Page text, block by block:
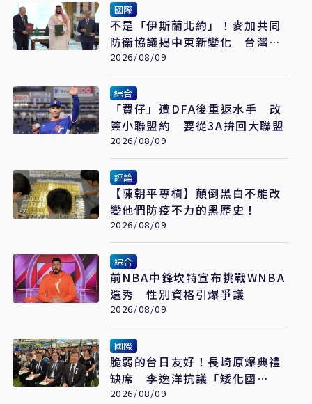
國際
不是「伊斯蘭北約」！麥加共同
防衛協議揭中東新變化 台灣該
看懂「多層次安全」
2026/08/09
綜合
「費仔」遭DFA後重返水手 改
簽小聯盟約 要從3A拚回大聯盟
2026/08/09
評論
【陳朝平專欄】顛倒黑白不能改
變他們防疫不力的黑歷史！
2026/08/09
綜合
前NBA中鋒坎特宣布挑戰WNBA
選秀 性別資格引爆爭議
2026/08/09
國際
脆弱的台日友好！長崎原爆典禮
缺席 李逸洋抗議「矮化國
格」：日媒揭長崎特殊安排
2026/08/09